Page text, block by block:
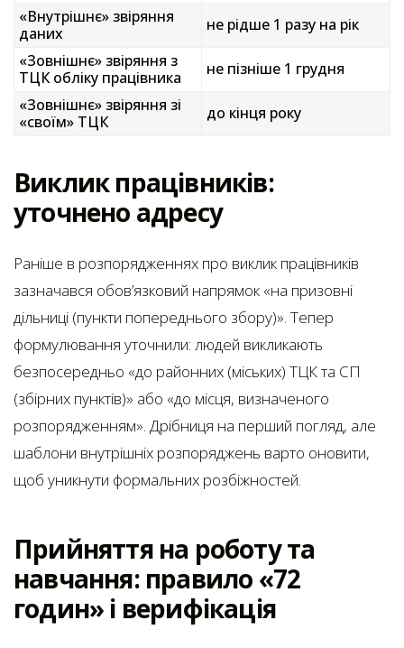
«Внутрішнє» звіряння
даних
не рідше 1 разу на рік
«Зовнішнє» звіряння з
ТЦК обліку працівника
не пізніше 1 грудня
«Зовнішнє» звіряння зі
«своїм» ТЦК
до кінця року
Виклик працівників:
уточнено адресу
Раніше в розпорядженнях про виклик працівників
зазначався обов’язковий напрямок «на призовні
дільниці (пункти попереднього збору)». Тепер
формулювання уточнили: людей викликають
безпосередньо «до районних (міських) ТЦК та СП
(збірних пунктів)» або «до місця, визначеного
розпорядженням». Дрібниця на перший погляд, але
шаблони внутрішніх розпоряджень варто оновити,
щоб уникнути формальних розбіжностей.
Прийняття на роботу та
навчання: правило «72
годин» і верифікація